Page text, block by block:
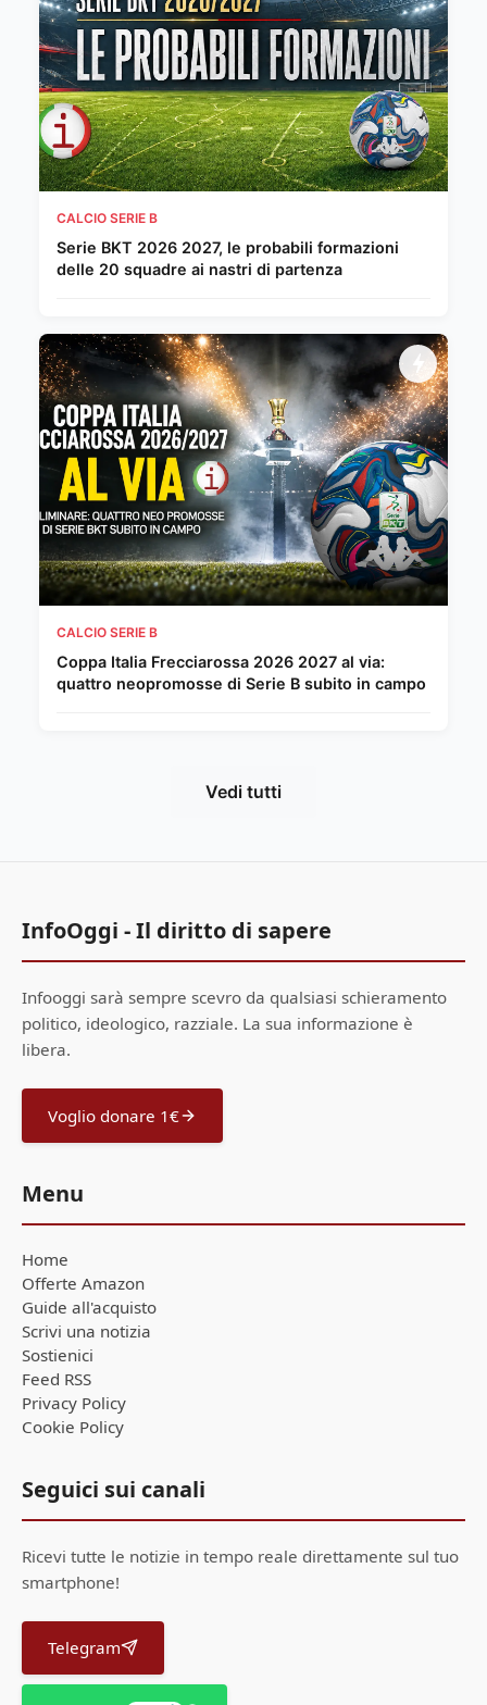
CALCIO SERIE B
Serie BKT 2026 2027, le probabili formazioni
delle 20 squadre ai nastri di partenza
CALCIO SERIE B
Coppa Italia Frecciarossa 2026 2027 al via:
quattro neopromosse di Serie B subito in campo
Vedi tutti
InfoOggi - Il diritto di sapere
Infooggi sarà sempre scevro da qualsiasi schieramento
politico, ideologico, razziale. La sua informazione è
libera.
Voglio donare 1€
Menu
Home
Offerte Amazon
Guide all'acquisto
Scrivi una notizia
Sostienici
Feed RSS
Privacy Policy
Cookie Policy
Seguici sui canali
Ricevi tutte le notizie in tempo reale direttamente sul tuo
smartphone!
Telegram